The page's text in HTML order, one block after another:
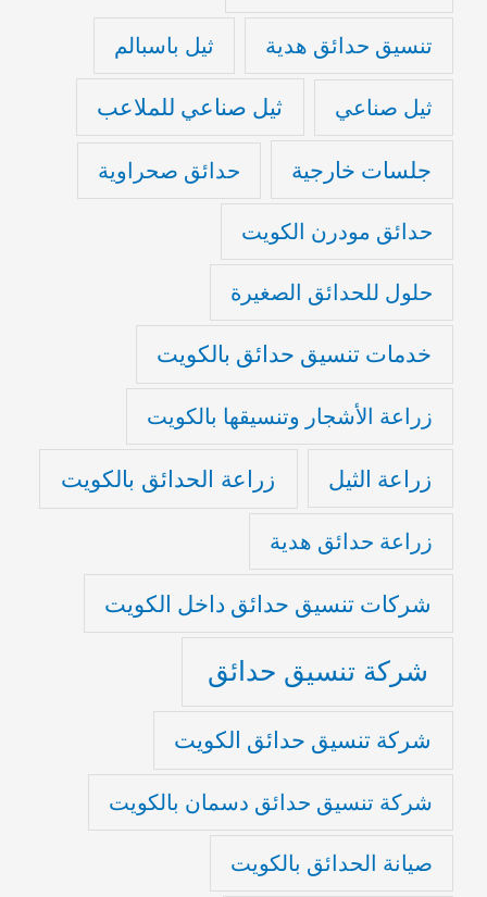
تنسيق حدائق هدية ثيل باسبالم
ثيل صناعي ثيل صناعي للملاعب
جلسات خارجية حدائق صحراوية
حدائق مودرن الكويت
حلول للحدائق الصغيرة
خدمات تنسيق حدائق بالكويت
زراعة الأشجار وتنسيقها بالكويت
زراعة الثيل زراعة الحدائق بالكويت
زراعة حدائق هدية
شركات تنسيق حدائق داخل الكويت
شركة تنسيق حدائق
شركة تنسيق حدائق الكويت
شركة تنسيق حدائق دسمان بالكويت
صيانة الحدائق بالكويت